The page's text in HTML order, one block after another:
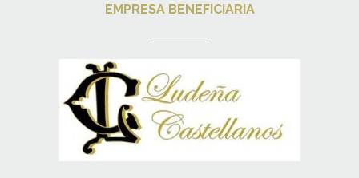
EMPRESA BENEFICIARIA